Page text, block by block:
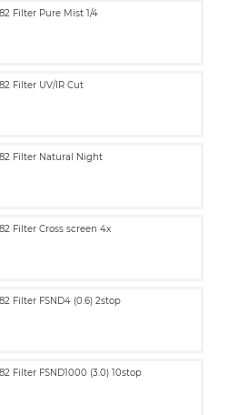
Filter Pure Mist 1/4
Filter UV/IR Cut
Filter Natural Night
Filter Cross screen 4x
Filter FSND4 (0.6) 2stop
Filter FSND1000 (3.0) 10stop